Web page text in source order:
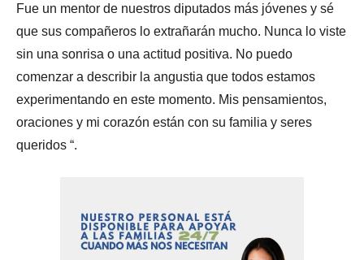
Fue un mentor de nuestros diputados más jóvenes y sé
que sus compañeros lo extrañarán mucho. Nunca lo viste
sin una sonrisa o una actitud positiva. No puedo
comenzar a describir la angustia que todos estamos
experimentando en este momento. Mis pensamientos,
oraciones y mi corazón están con su familia y seres
queridos “.